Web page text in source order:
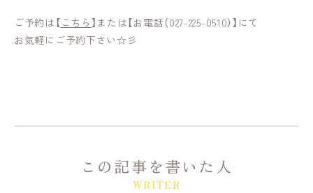
ご予約は【 こちら 】または【お電話（027-225-0510）】にて
お気軽にご予約下さい☆彡
この記事を書いた人
WRITER